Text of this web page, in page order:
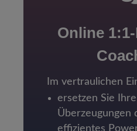
Online
Im vertraulichen
ersetzen Sie
Überzeugungen
effizientes